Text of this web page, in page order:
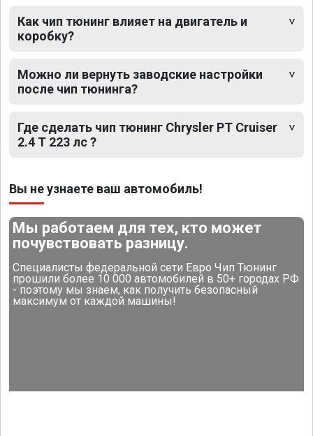
Как чип тюнинг влияет на двигатель и
коробку?
Можно ли вернуть заводские настройки
после чип тюнинга?
Где сделать чип тюнинг Chrysler PT Cruiser
2.4 T 223 лс ?
Вы не узнаете ваш автомобиль!
Мы работаем для тех, кто может
почувствовать разницу.
Специалисты федеральной сети Евро Чип Тюнинг
прошили более 10 000 автомобилей в 50+ городах РФ
- поэтому мы знаем, как получить безопасный
максимум от каждой машины!